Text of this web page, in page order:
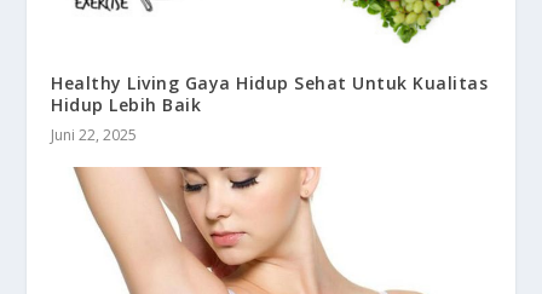
Healthy Living Gaya Hidup Sehat Untuk Kualitas
Hidup Lebih Baik
Juni 22, 2025